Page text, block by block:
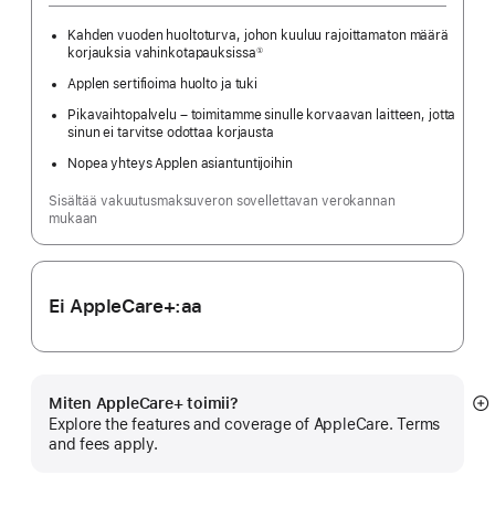
Kahden vuoden huolto­turva, johon kuuluu rajoittamaton määrä
korjauksia vahinkotapauksissa
Alaviite
①
Applen sertifioima huolto ja tuki
Pikavaihtopalvelu – toimitamme sinulle korvaavan laitteen, jotta
sinun ei tarvitse odottaa korjausta
Nopea yhteys Applen asiantuntijoihin
Sisältää vakuutusmaksuveron sovellettavan verokannan
mukaan
Ei AppleCare+:aa
Miten AppleCare+ toimii?
Explore the features and coverage of AppleCare. Terms
and fees apply.